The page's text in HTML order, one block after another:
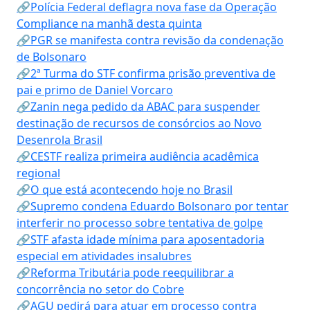
🔗Polícia Federal deflagra nova fase da Operação
Compliance na manhã desta quinta
🔗PGR se manifesta contra revisão da condenação
de Bolsonaro
🔗2ª Turma do STF confirma prisão preventiva de
pai e primo de Daniel Vorcaro
🔗Zanin nega pedido da ABAC para suspender
destinação de recursos de consórcios ao Novo
Desenrola Brasil
🔗CESTF realiza primeira audiência acadêmica
regional
🔗O que está acontecendo hoje no Brasil
🔗Supremo condena Eduardo Bolsonaro por tentar
interferir no processo sobre tentativa de golpe
🔗STF afasta idade mínima para aposentadoria
especial em atividades insalubres
🔗Reforma Tributária pode reequilibrar a
concorrência no setor do Cobre
🔗AGU pedirá para atuar em processo contra